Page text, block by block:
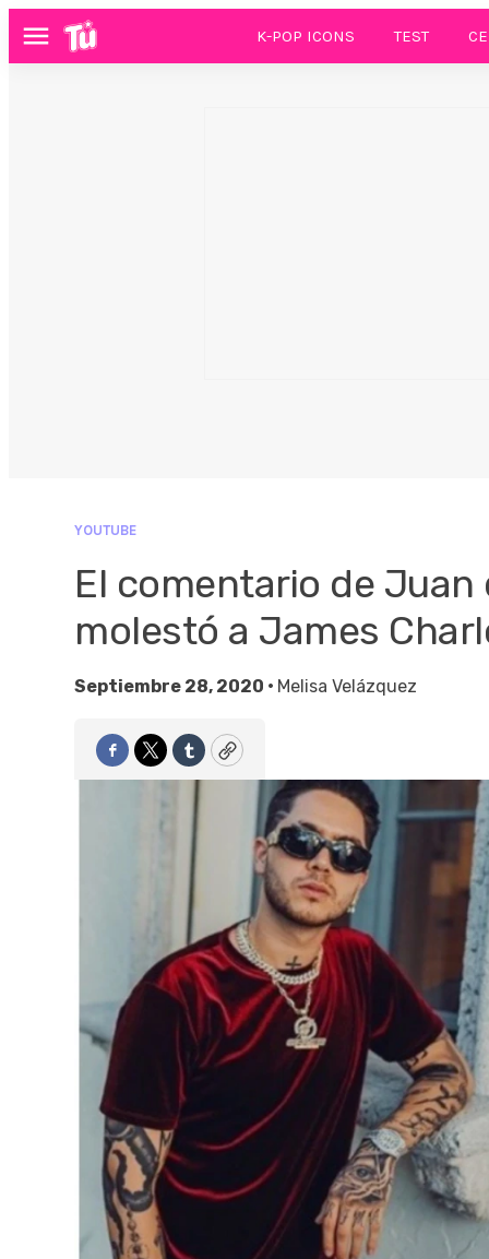
Menú K-POP ICONS TEST
YOUTUBE
El comentario de Juan
molestó a James
Septiembre 28, 2020 • Melisa Velázquez
Facebook
TwitterTumblrCopy